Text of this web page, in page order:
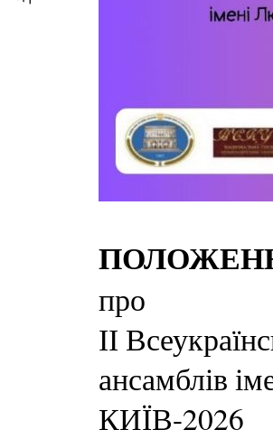
про
ІІ
ансамблів
КИЇВ-2026